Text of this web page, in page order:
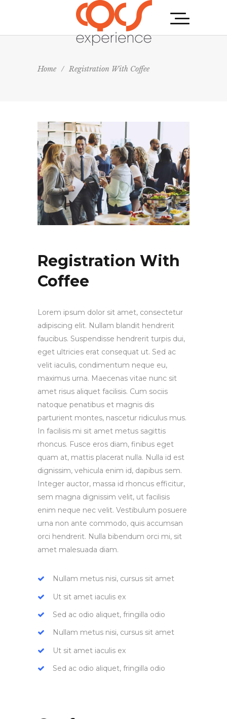
Home / Registration With Coffee
Registration With
Coffee
Lorem ipsum dolor sit amet, consectetur
adipiscing elit. Nullam blandit hendrerit
faucibus. Suspendisse hendrerit turpis dui,
eget ultricies erat consequat ut. Sed ac
velit iaculis, condimentum neque eu,
maximus urna. Maecenas vitae nunc sit
amet risus aliquet facilisis. Cum sociis
natoque penatibus et magnis dis
parturient montes, nascetur ridiculus mus.
In facilisis mi sit amet metus sagittis
rhoncus. Fusce eros diam, finibus eget
quam at, mattis placerat nulla. Nulla id est
dignissim, vehicula enim id, dapibus sem.
Integer auctor, massa id rhoncus efficitur,
sem magna dignissim velit, ut facilisis
enim neque nec velit. Vestibulum posuere
urna non ante commodo, quis accumsan
orci hendrerit. Nulla bibendum orci mi, sit
amet malesuada diam.
Nullam metus nisi, cursus sit amet
Ut sit amet iaculis ex
Sed ac odio aliquet, fringilla odio
Nullam metus nisi, cursus sit amet
Ut sit amet iaculis ex
Sed ac odio aliquet, fringilla odio